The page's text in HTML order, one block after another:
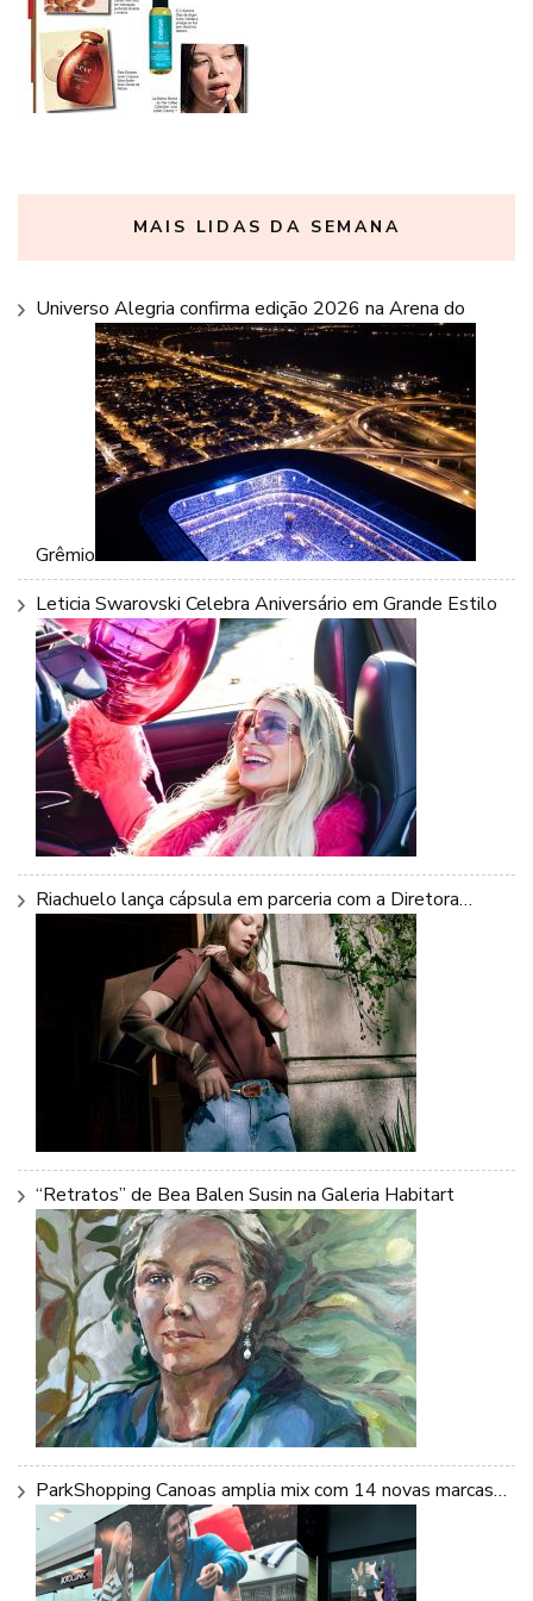
MAIS LIDAS DA SEMANA
Universo Alegria confirma edição 2026 na Arena do
Grêmio
Leticia Swarovski Celebra Aniversário em Grande Estilo
Riachuelo lança cápsula em parceria com a Diretora…
“Retratos” de Bea Balen Susin na Galeria Habitart
ParkShopping Canoas amplia mix com 14 novas marcas…